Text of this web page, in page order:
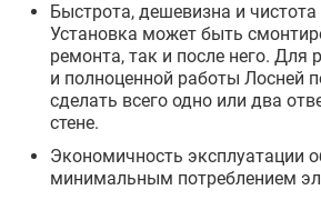
Быстрота, дешевизна и
Установка может быть
ремонта, так и после него. Для
и полноценной работы Лосней
сделать всего одно или два
стене.
Экономичность эксплуатации
минимальным потреблением